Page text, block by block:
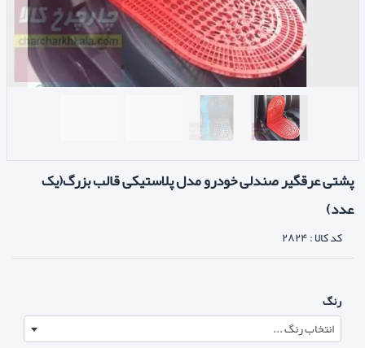
پشتی عرقگیر صندلی خودرو مدل پلاستیکی قالب بزرگ(یک
عدد)
کد کالا :۲۸۲۴
رنگ
انتخاب رنگ ...